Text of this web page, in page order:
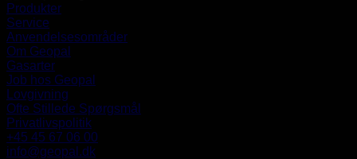
Produkter
Service
Anvendelsesområder
Om Geopal
Gasarter
Job hos Geopal
Lovgivning
Ofte Stillede Spørgsmål
Privatlivspolitik
+45 45 67 06 00
info@geopal.dk